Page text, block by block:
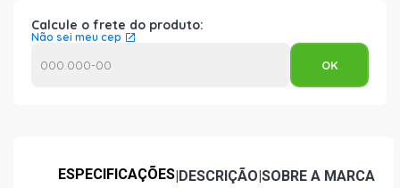
Calcule o frete do produto:
Não sei meu cep
ESPECIFICAÇÕES|DESCRIÇÃO|SOBRE A MARCA